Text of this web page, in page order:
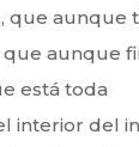
que aunque
que aunque
está toda
interior del